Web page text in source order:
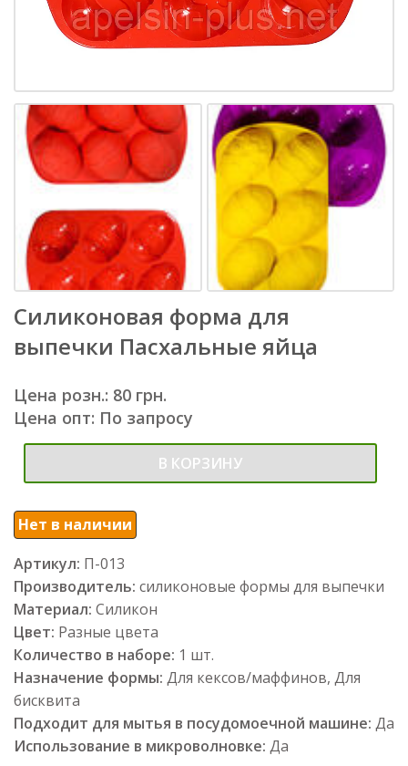
Силиконовая форма для
выпечки Пасхальные яйца
Цена розн.: 80 грн.
Цена опт: По запросу
В КОРЗИНУ
Нет в наличии
Артикул: П-013
Производитель: силиконовые формы для выпечки
Материал: Силикон
Цвет: Разные цвета
Количество в наборе: 1 шт.
Назначение формы: Для кексов/маффинов, Для
бисквита
Подходит для мытья в посудомоечной машине: Да
Использование в микроволновке: Да